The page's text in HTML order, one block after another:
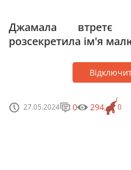
Джамала
розсекретила ім'я
27.05.2024 0
0 294